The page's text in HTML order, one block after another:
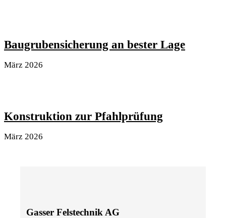
Baugrubensicherung an bester Lage
März 2026
Konstruktion zur Pfahlprüfung
März 2026
Gasser Felstechnik AG